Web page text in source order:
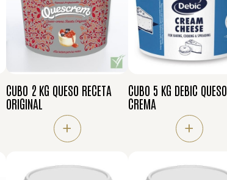
CUBO 2 KG QUESO RECETA
ORIGINAL
+
CUBO 5 KG DEBIC QUESO
CREMA
+